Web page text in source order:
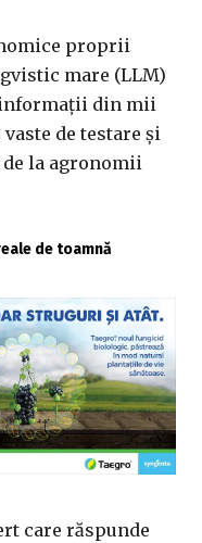
proprii
mare (LLM)
informații din mii
de testare și
la agronomii
de toamnă
care răspunde